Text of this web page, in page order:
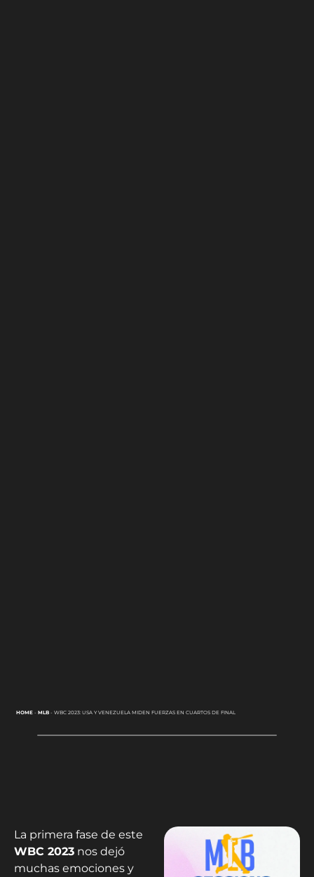
HOME- MLB- WBC 2023: USA Y VENEZUELA MIDEN FUERZAS EN CUARTOS DE FINAL
La primera fase de este
WBC 2023 nos dejó
muchas emociones y